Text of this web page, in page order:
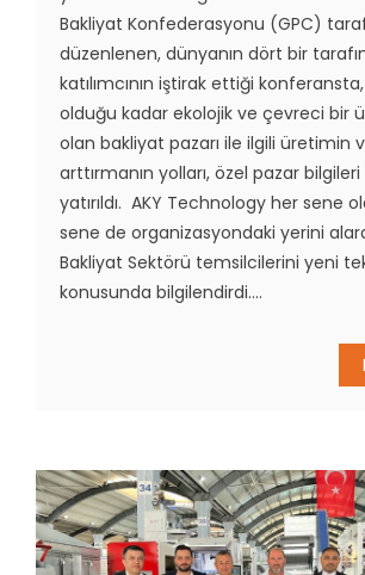
Bakliyat Konfederasyonu (GPC)
düzenlenen, dünyanın dört bir
katılımcının iştirak ettiği konferansta,
olduğu kadar ekolojik ve çevreci bir
olan bakliyat pazarı ile ilgili üretimin
arttırmanın yolları, özel pazar
yatırıldı. AKY Technology her sene
sene de organizasyondaki yerini
Bakliyat Sektörü temsilcilerini yeni
konusunda bilgilendirdi....